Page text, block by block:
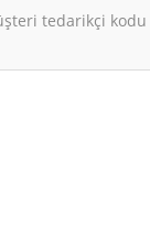
tedarikçi